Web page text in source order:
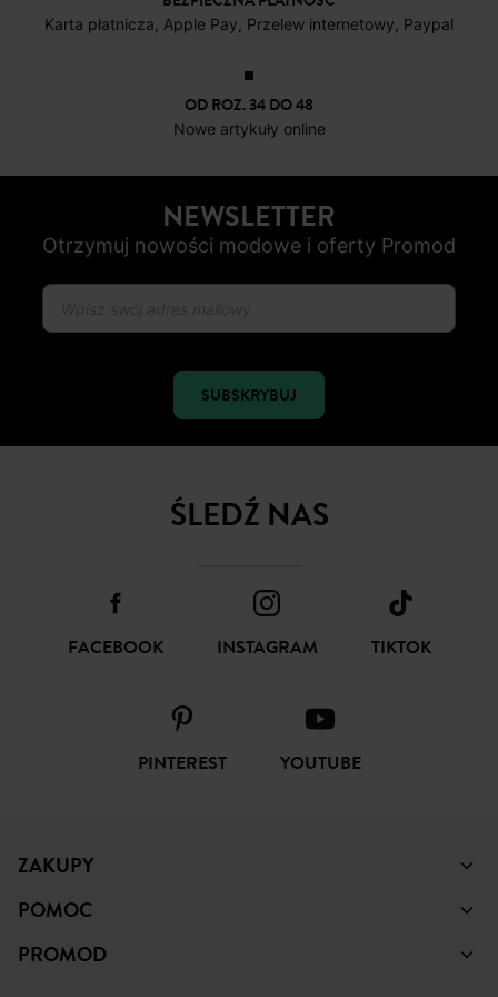
Karta płatnicza, Apple Pay, Przelew internetowy, Paypal
OD ROZ. 34 DO 48
Nowe artykuły online
NEWSLETTER
Otrzymuj nowości modowe i oferty Promod
SUBSKRYBUJ
ŚLEDŹ NAS
FACEBOOK INSTAGRAM TIKTOK
PINTEREST YOUTUBE
ZAKUPY
POMOC
PROMOD